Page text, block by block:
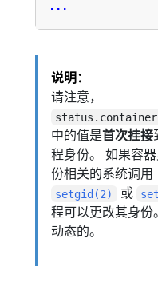
...
说明：
请注意，
中的值是首次挂接
程身份。 如果容
份相关的系统调用
setgid(2) 或
程可以更改其身份
动态的。